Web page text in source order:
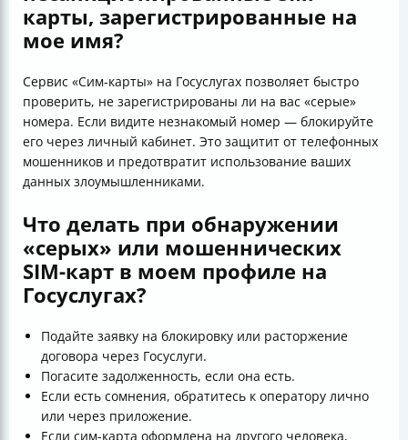
карты, зарегистрированные на
мое имя?
Сервис «Сим-карты» на Госуслугах позволяет быстро
проверить, не зарегистрированы ли на вас «серые»
номера. Если видите незнакомый номер — блокируйте
его через личный кабинет. Это защитит от телефонных
мошенников и предотвратит использование ваших
данных злоумышленниками.
Что делать при обнаружении
«серых» или мошеннических
SIM-карт в моем профиле на
Госуслугах?
Подайте заявку на блокировку или расторжение
договора через Госуслуги.
Погасите задолженность, если она есть.
Если есть сомнения, обратитесь к оператору лично
или через приложение.
Если сим-карта оформлена на другого человека,